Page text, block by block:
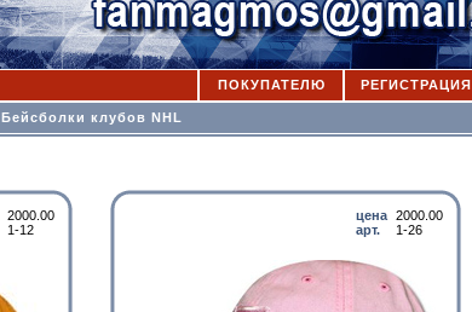
ПОКУПАТЕЛЮ РЕГИСТРАЦИЯ
Бейсболки клубов NHL
2000.00
1-12
цена 2000.00
арт.
1-26